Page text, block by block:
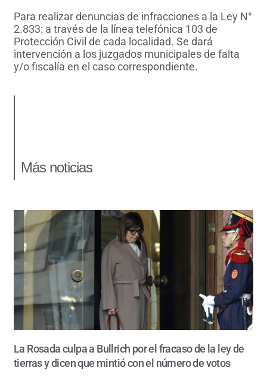
Para realizar denuncias de infracciones a la Ley N°
2.833: a través de la línea telefónica 103 de
Protección Civil de cada localidad. Se dará
intervención a los juzgados municipales de falta
y/o fiscalía en el caso correspondiente.
Más noticias
La Rosada culpa a Bullrich por el fracaso de la ley de
tierras y dicen que mintió con el número de votos